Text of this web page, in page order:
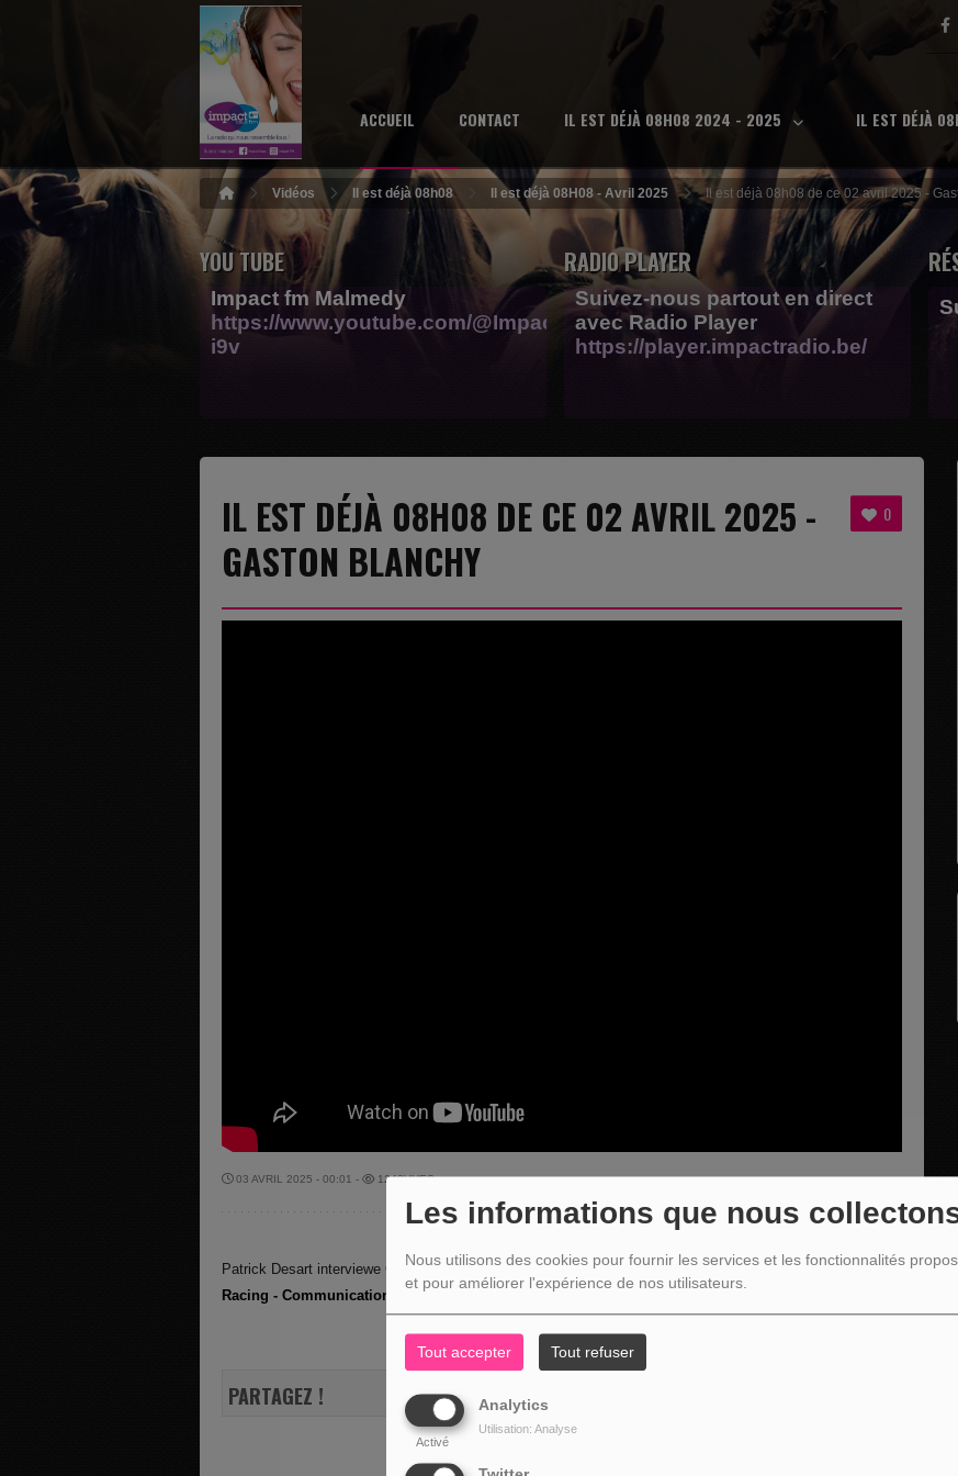
Les informations que nous
Nous utilisons des cookies pour fournir les services et les fonctionnalités
et pour améliorer l'expérience de nos utilisateurs.
Tout accepter Tout refuser
Analytics
Activé
Utilisation: Analyse
ACCUEIL CONTACT IL EST DÉJÀ 08H08 2024 - 2025 IL EST DÉJÀ
Vidéos Il est déjà 08h08 Il est déjà 08H08 - Avril 2025 Il est déjà 08h08 de ce 02 avril 2025 -
YOU TUBE
Impact fm Malmedy
https://www.youtube.com/@Impactfm-
i9v
RADIO PLAYER
Suivez-nous partout en direct
avec Radio Player
https://player.impactradio.be/
0
IL EST DÉJÀ 08H08 DE CE 02 AVRIL 2025 -
GASTON BLANCHY
03 AVRIL 2025 - 00:01 - 1242VUES
Patrick Desart interviewe Gaston Blanchy, porte-parole du circuit de moto-cross MX Lierneux Yamaha
Racing - Communication
. Il nous présente les dernières nouveautés proposées par le circuit.
PARTAGEZ !
" C'EST UNE BONNE NOUVELLE C'EST
La rubrique économique qui donne la